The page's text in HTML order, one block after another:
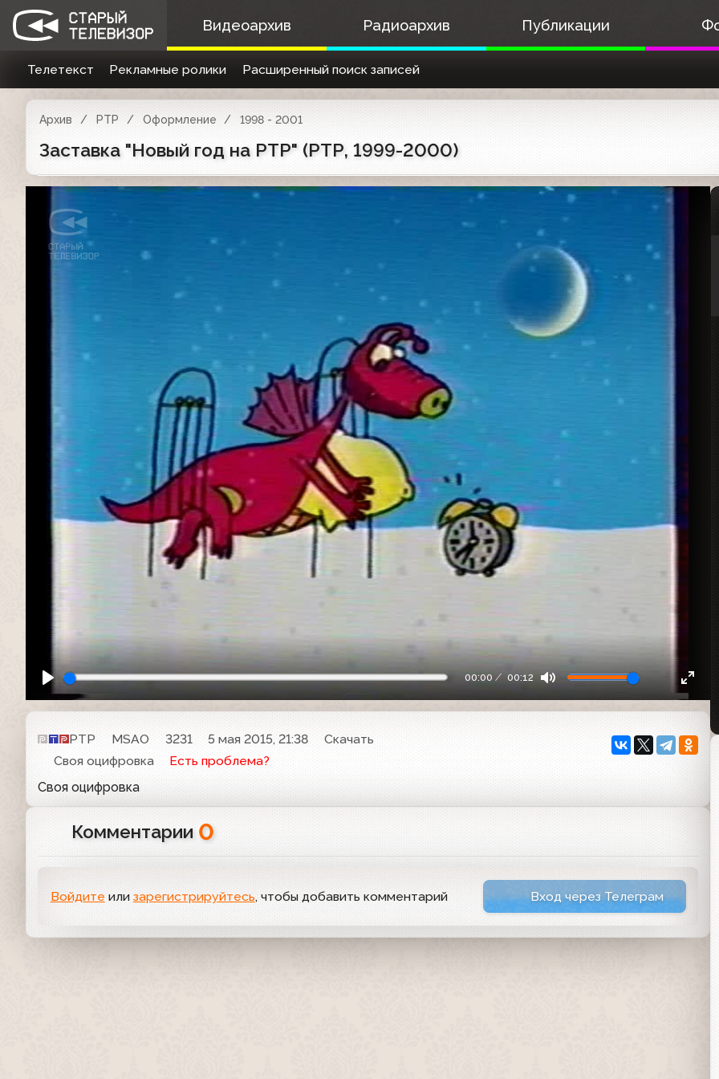
Видеоархив Радиоархив Публикации
Телетекст Рекламные ролики Расширенный поиск записей
Архив РТР Оформление 1998 - 2001
Заставка "Новый год на РТР" (РТР, 1999-2000)
00:00 00:12
РТР MSAO 3231 5 мая 2015, 21:38
Скачать
Своя оцифровка
Есть проблема?
Своя оцифровка
Комментарии 0
Войдите или зарегистрируйтесь, чтобы добавить комментарий Вход через Телеграм